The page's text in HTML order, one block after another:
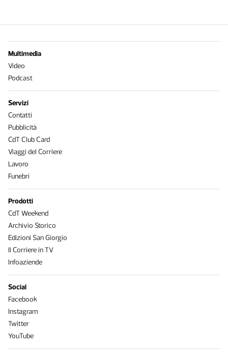
Multimedia
Video
Podcast
Servizi
Contatti
Pubblicità
CdT Club Card
Viaggi del Corriere
Lavoro
Funebri
Prodotti
CdT Weekend
Archivio Storico
Edizioni San Giorgio
Il Corriere in TV
Infoaziende
Social
Facebook
Instagram
Twitter
YouTube